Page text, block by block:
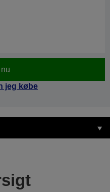
jeg købe